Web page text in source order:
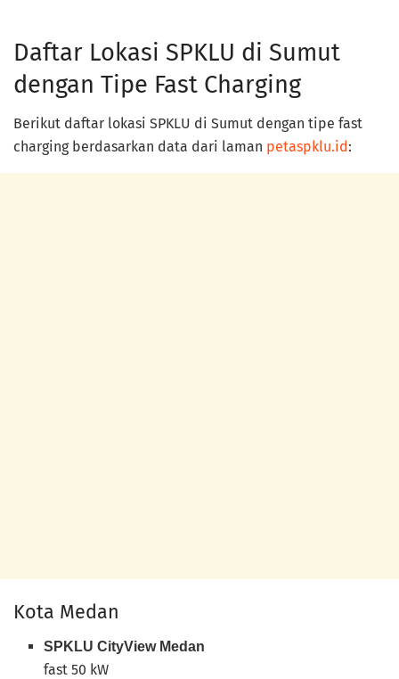
Daftar Lokasi SPKLU di Sumut
dengan Tipe Fast Charging
Berikut daftar lokasi SPKLU di Sumut dengan tipe fast
charging berdasarkan data dari laman petaspklu.id :
Kota Medan
SPKLU CityView Medan
fast 50 kW